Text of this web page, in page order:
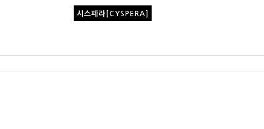
시스페라[CYSPERA]